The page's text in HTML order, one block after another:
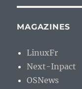
MAGAZINES
LinuxFr
Next-Inpact
OSNews